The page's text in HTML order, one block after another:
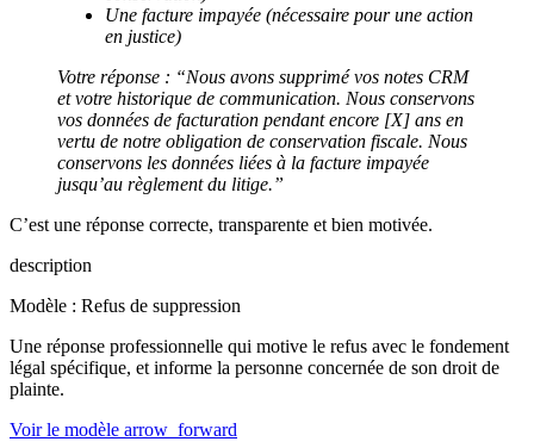
Une facture impayée (nécessaire pour une action
en justice)
Votre réponse : “Nous avons supprimé vos notes CRM
et votre historique de communication. Nous conservons
vos données de facturation pendant encore [X] ans en
vertu de notre obligation de conservation fiscale. Nous
conservons les données liées à la facture impayée
jusqu’au règlement du litige.”
C’est une réponse correcte, transparente et bien motivée.
description
Modèle : Refus de suppression
Une réponse professionnelle qui motive le refus avec le fondement
légal spécifique, et informe la personne concernée de son droit de
plainte.
Voir le modèle arrow_forward